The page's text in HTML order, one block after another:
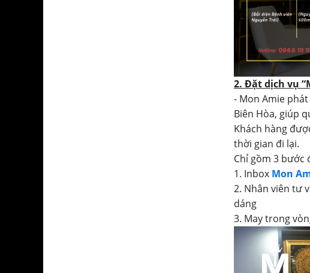
2. Đặt dịch vụ
- Mon Amie
Biên Hòa, giúp
Khách hàng
thời gian đi lại.
Chỉ gồm 3 bước
1. Inbox Mon
2. Nhân viên tư
dáng
3. May trong